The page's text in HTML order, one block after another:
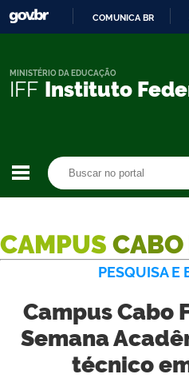
COMUNICA BR
IFF Instituto
MINISTÉRIO DA EDUCAÇÃO
CAMPUS
PESQUISA E
Campus Cabo
Semana
técnico